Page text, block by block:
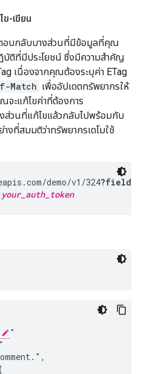
ข-เขียน
ตอบกลับบางส่วนที่มีข้อมูลที่คุณ
บัติที่มีประโยชน์ ซึ่งมีความสำคัญ
เนื่องจากคุณต้องระบุค่า ETag
Match เพื่ออัปเดตทรัพยากรให้
จะแก้ไขค่าที่ต้องการ
ส่วนที่แก้ไขแล้วกลับไปพร้อมกับ
งที่สมมติว่าทรัพยากรเดโมใช้
demo/v1/324
your_auth_token
"